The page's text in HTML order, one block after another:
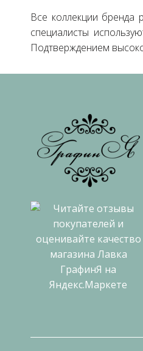
Все коллекции бренда
специалисты
Подтверждением